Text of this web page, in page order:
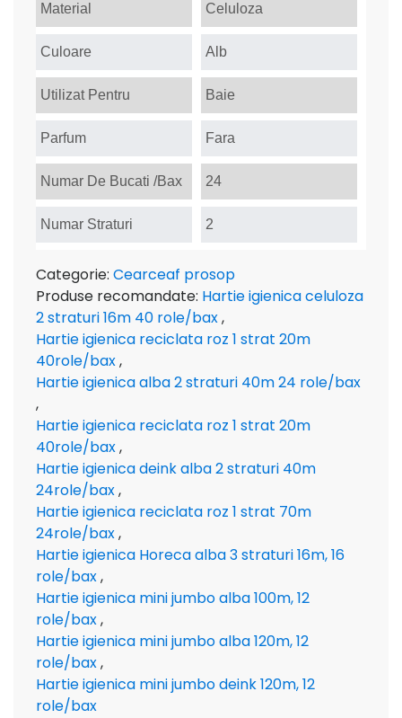
Material Celuloza
Culoare Alb
Utilizat Pentru Baie
Parfum Fara
Numar De Bucati /Bax 24
Numar Straturi 2
Categorie: Cearceaf prosop
Produse recomandate: Hartie igienica celuloza
2 straturi 16m 40 role/bax,
Hartie igienica reciclata roz 1 strat 20m
40role/bax,
Hartie igienica alba 2 straturi 40m 24 role/bax
,
Hartie igienica reciclata roz 1 strat 20m
40role/bax,
Hartie igienica deink alba 2 straturi 40m
24role/bax,
Hartie igienica reciclata roz 1 strat 70m
24role/bax,
Hartie igienica Horeca alba 3 straturi 16m, 16
role/bax,
Hartie igienica mini jumbo alba 100m, 12
role/bax,
Hartie igienica mini jumbo alba 120m, 12
role/bax,
Hartie igienica mini jumbo deink 120m, 12
role/bax